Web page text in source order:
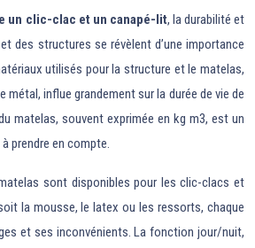
un clic-clac et un canapé-lit, la durabilité et
des structures se révèlent d’une importance
utilisés pour la structure et le matelas,
métal, influe grandement sur la durée de vie de
matelas, souvent exprimée en kg m3, est un
prendre en compte.
sont disponibles pour les clic-clacs et
la mousse, le latex ou les ressorts, chaque
et ses inconvénients. La fonction jour/nuit,